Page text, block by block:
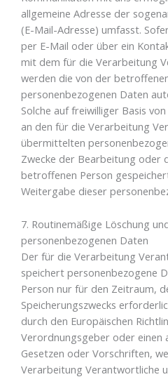
allgemeine Adresse der
(E-Mail-Adresse) umfasst.
per E-Mail oder über ein
mit dem für die Verarbeitung
werden die von der
personenbezogenen Daten
Solche auf freiwilliger Basis
an den für die Verarbeitung
übermittelten
Zwecke der Bearbeitung oder
betroffenen Person
Weitergabe dieser
7. Routinemäßige Löschung
personenbezogenen Daten
Der für die Verarbeitung
speichert personenbezogene
Person nur für den Zeitraum,
Speicherungszwecks
durch den Europäischen
Verordnungsgeber oder einen
Gesetzen oder Vorschriften,
Verarbeitung Verantwortliche